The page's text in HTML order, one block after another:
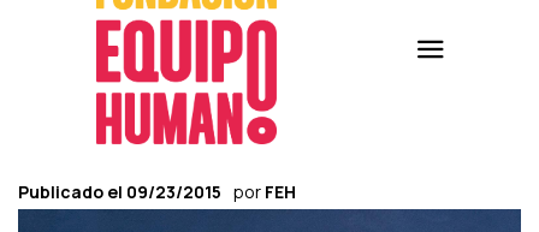
Publicado el 09/23/2015 por FEH